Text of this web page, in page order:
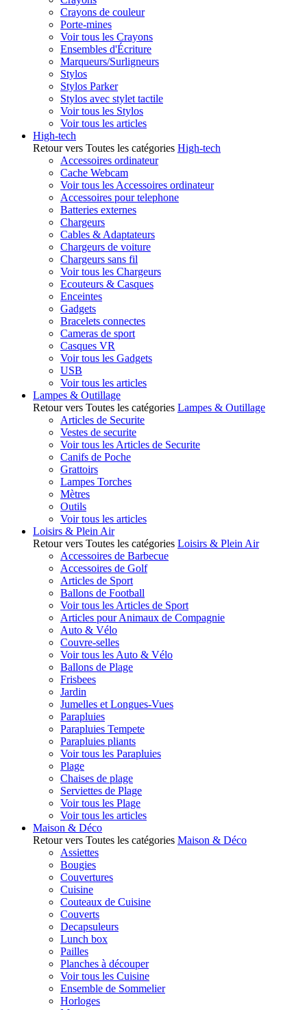
Crayons de couleur
Porte-mines
Voir tous les Crayons
Ensembles d'Écriture
Marqueurs/Surligneurs
Stylos
Stylos Parker
Stylos avec stylet tactile
Voir tous les Stylos
Voir tous les articles
High-tech
Retour vers Toutes les catégories High-tech
Accessoires ordinateur
Cache Webcam
Voir tous les Accessoires ordinateur
Accessoires pour telephone
Batteries externes
Chargeurs
Cables & Adaptateurs
Chargeurs de voiture
Chargeurs sans fil
Voir tous les Chargeurs
Ecouteurs & Casques
Enceintes
Gadgets
Bracelets connectes
Cameras de sport
Casques VR
Voir tous les Gadgets
USB
Voir tous les articles
Lampes & Outillage
Retour vers Toutes les catégories Lampes & Outillage
Articles de Securite
Vestes de securite
Voir tous les Articles de Securite
Canifs de Poche
Grattoirs
Lampes Torches
Mètres
Outils
Voir tous les articles
Loisirs & Plein Air
Retour vers Toutes les catégories Loisirs & Plein Air
Accessoires de Barbecue
Accessoires de Golf
Articles de Sport
Ballons de Football
Voir tous les Articles de Sport
Articles pour Animaux de Compagnie
Auto & Vélo
Couvre-selles
Voir tous les Auto & Vélo
Ballons de Plage
Frisbees
Jardin
Jumelles et Longues-Vues
Parapluies
Parapluies Tempete
Parapluies pliants
Voir tous les Parapluies
Plage
Chaises de plage
Serviettes de Plage
Voir tous les Plage
Voir tous les articles
Maison & Déco
Retour vers Toutes les catégories Maison & Déco
Assiettes
Bougies
Couvertures
Cuisine
Couteaux de Cuisine
Couverts
Decapsuleurs
Lunch box
Pailles
Planches à découper
Voir tous les Cuisine
Ensemble de Sommelier
Horloges